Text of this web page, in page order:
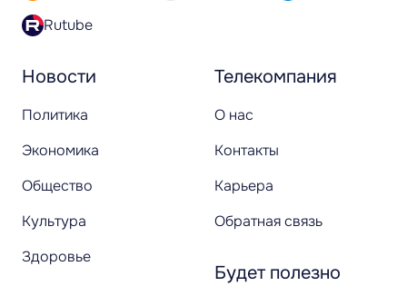
Новости
Политика
Экономика
Общество
Культура
Здоровье
Телекомпания
О нас
Контакты
Карьера
Обратная связь
Будет полезно
Rutube